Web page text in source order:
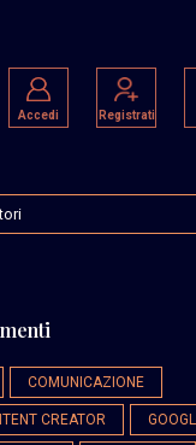
Accedi Registrati
COMUNICAZIONE
CREATOR